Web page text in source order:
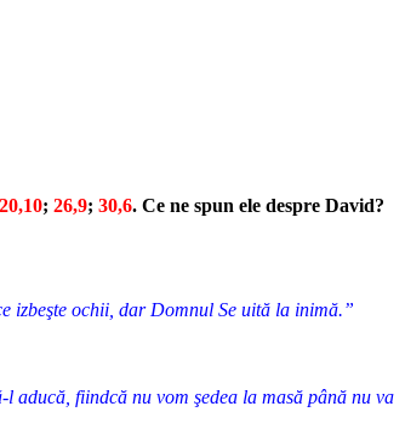
20,10; 26,9; 30,6. Ce ne spun ele despre David?
izbeşte ochii, dar Domnul Se uită la inimă.”
aducă, fiindcă nu vom şedea la masă până nu va